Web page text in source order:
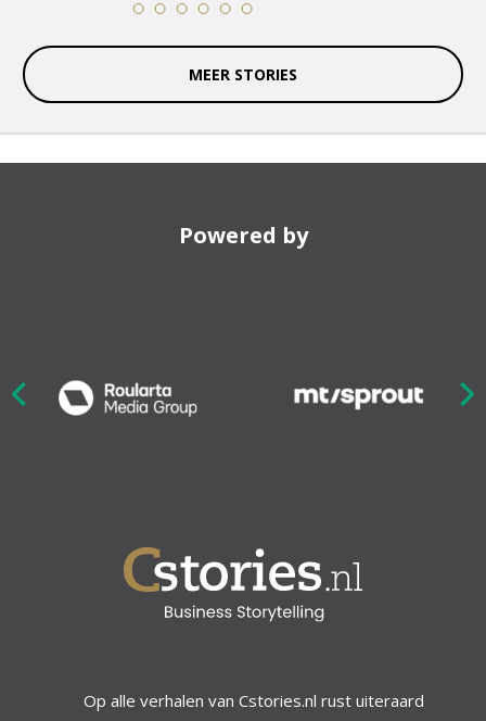
11 12 13 14 15 16
MEER STORIES
Powered by
Op alle verhalen van Cstories.nl rust uiteraard